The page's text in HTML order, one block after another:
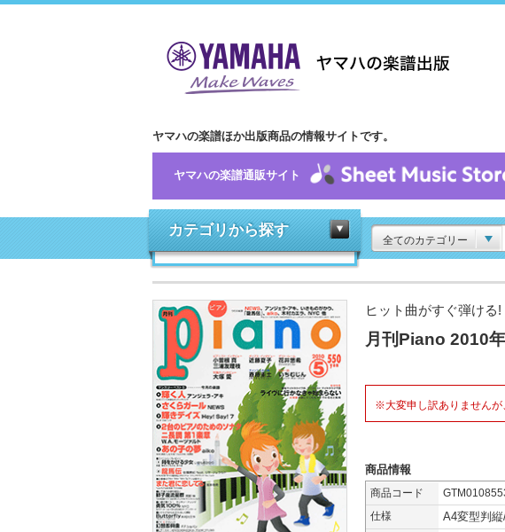
ヤマハの楽譜ほか出版商品の情報サイトです。
ヤマハの楽譜通販サイト
カテゴリから探す
全てのカテゴリー
ヒット曲がすぐ弾ける
月刊Piano 2010
※大変申し訳ありませんが
商品情報
商品コード
仕様
A4変型判